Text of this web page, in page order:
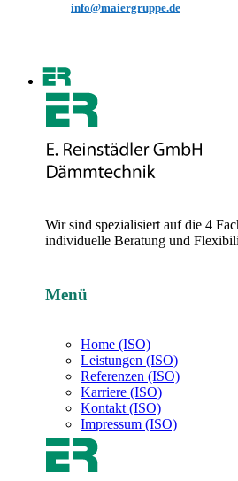
info@maiergruppe.de
Wir sind spezialisiert auf die 4
individuelle Beratung und
Menü
Home (ISO)
Leistungen (ISO)
Referenzen (ISO)
Karriere (ISO)
Kontakt (ISO)
Impressum (ISO)